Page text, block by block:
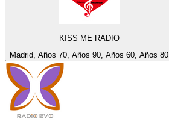
KISS ME RADIO
Madrid, Años 70, Años 90, Años 60, Años 80